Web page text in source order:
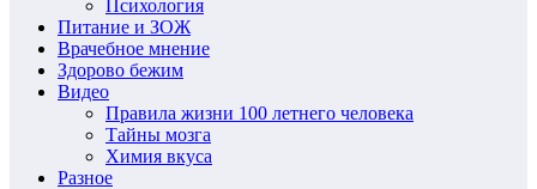
Психология
Питание и ЗОЖ
Врачебное мнение
Здорово бежим
Видео
Правила жизни 100 летнего человека
Тайны мозга
Химия вкуса
Разное